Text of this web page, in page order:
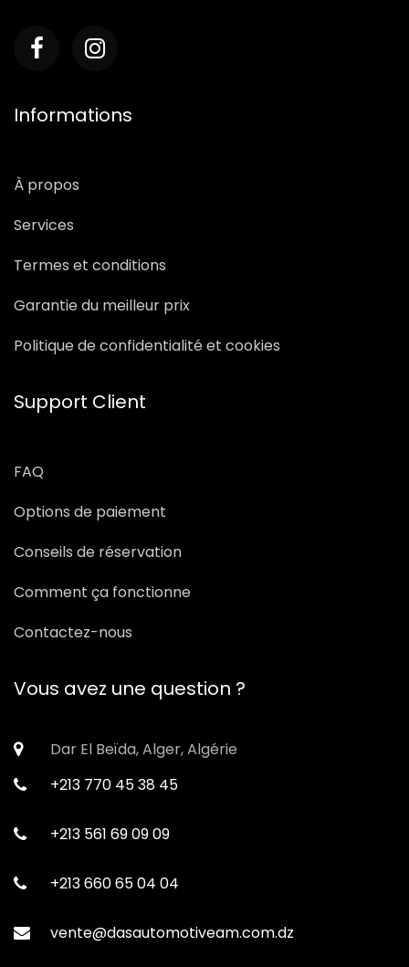
Informations
À propos
Services
Termes et conditions
Garantie du meilleur prix
Politique de confidentialité et cookies
Support Client
FAQ
Options de paiement
Conseils de réservation
Comment ça fonctionne
Contactez-nous
Vous avez une question ?
Dar El Beïda, Alger, Algérie
+213 770 45 38 45
+213 561 69 09 09
+213 660 65 04 04
vente@dasautomotiveam.com.dz